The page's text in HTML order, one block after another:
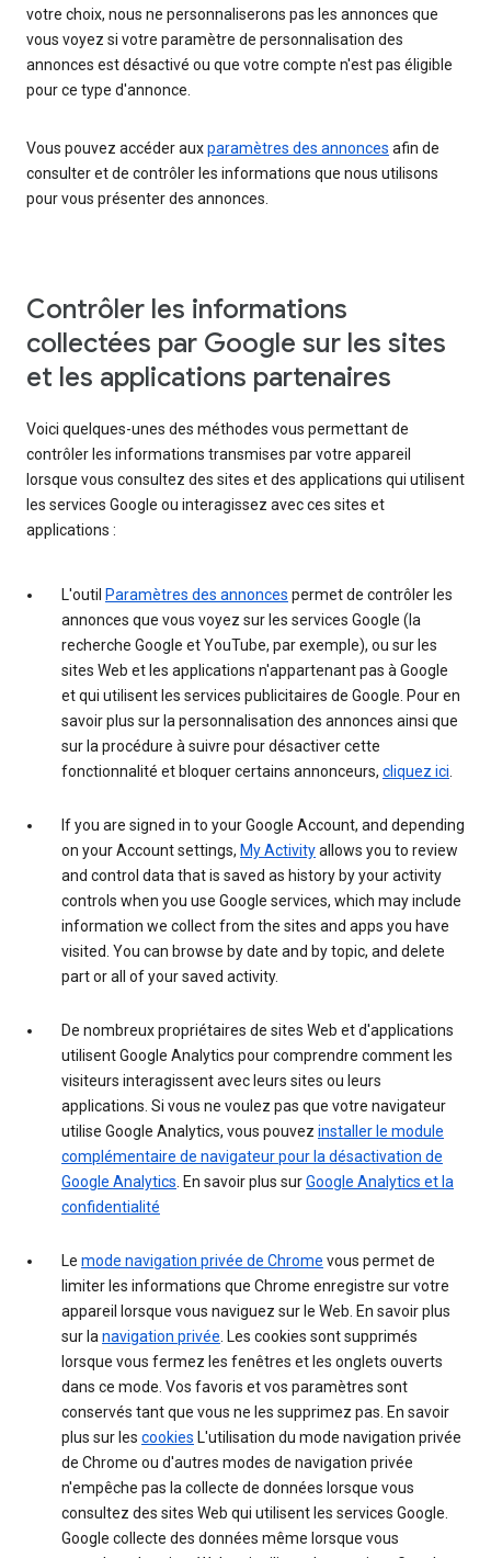
votre choix, nous ne personnaliserons pas les annonces que
vous voyez si votre paramètre de personnalisation des
annonces est désactivé ou que votre compte n'est pas éligible
pour ce type d'annonce.
Vous pouvez accéder auxparamètres des annonces afin de
consulter et de contrôler les informations que nous utilisons
pour vous présenter des annonces.
Contrôler les informations
collectées par Google sur les sites
et les applications partenaires
Voici quelques-unes des méthodes vous permettant de
contrôler les informations transmises par votre appareil
lorsque vous consultez des sites et des applications qui utilisent
les services Google ou interagissez avec ces sites et
applications :
L'outil Paramètres des annonces permet de contrôler les
annonces que vous voyez sur les services Google (la
recherche Google et YouTube, par exemple), ou sur les
sites Web et les applications n'appartenant pas à Google
et qui utilisent les services publicitaires de Google. Pour en
savoir plus sur la personnalisation des annonces ainsi que
sur la procédure à suivre pour désactiver cette
fonctionnalité et bloquer certains annonceurs, cliquez ici.
If you are signed in to your Google Account, and depending
on your Account settings, My Activityallows you to review
and control data that is saved as history by your activity
controls when you use Google services, which may include
information we collect from the sites and apps you have
visited. You can browse by date and by topic, and delete
part or all of your saved activity.
De nombreux propriétaires de sites Web et d'applications
utilisent Google Analytics pour comprendre comment les
visiteurs interagissent avec leurs sites ou leurs
applications. Si vous ne voulez pas que votre navigateur
utilise Google Analytics, vous pouvez installer le module
complémentaire de navigateur pour la désactivation de
Google Analytics. En savoir plus surGoogle Analytics et la
confidentialité
Le mode navigation privée de Chrome vous permet de
limiter les informations que Chrome enregistre sur votre
appareil lorsque vous naviguez sur le Web. En savoir plus
sur lanavigation privée. Les cookies sont supprimés
lorsque vous fermez les fenêtres et les onglets ouverts
dans ce mode. Vos favoris et vos paramètres sont
conservés tant que vous ne les supprimez pas. En savoir
plus sur les cookies L'utilisation du mode navigation privée
de Chrome ou d'autres modes de navigation privée
n'empêche pas la collecte de données lorsque vous
consultez des sites Web qui utilisent les services Google.
Google collecte des données même lorsque vous